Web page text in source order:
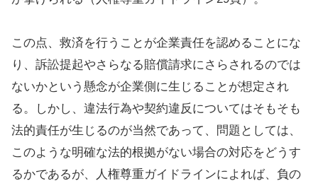
この点、救済を行うことが企業責任を認めることにな
り、訴訟提起やさらなる賠償請求にさらされるのでは
ないかという懸念が企業側に生じることが想定され
る。しかし、違法行為や契約違反についてはそもそも
法的責任が生じるのが当然であって、問題としては、
このような明確な法的根拠がない場合の対応をどうす
るかであるが、人権尊重ガイドラインによれば、負の